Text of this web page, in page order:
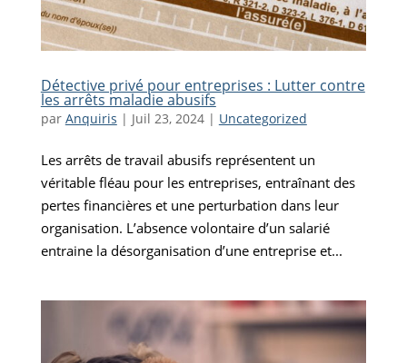
Détective privé pour entreprises : Lutter contre
les arrêts maladie abusifs
par Anquiris | Juil 23, 2024| Uncategorized
Les arrêts de travail abusifs représentent un
véritable fléau pour les entreprises, entraînant des
pertes financières et une perturbation dans leur
organisation. L’absence volontaire d’un salarié
entraine la désorganisation d’une entreprise et...